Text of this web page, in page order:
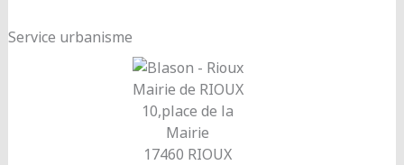
Service urbanisme
Mairie de RIOUX
10,place de la
Mairie
17460 RIOUX